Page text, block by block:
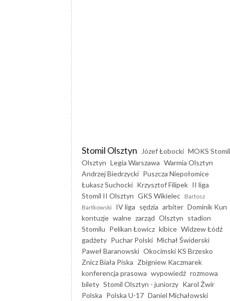
Stomil Olsztyn Józef Łobocki MOKS Stomil
Olsztyn Legia Warszawa Warmia Olsztyn
Andrzej Biedrzycki Puszcza Niepołomice
Łukasz Suchocki Krzysztof Filipek II liga
Stomil II Olsztyn GKS Wikielec Bartosz
Bartkowski IV liga sędzia arbiter Dominik Kun
kontuzje walne zarząd Olsztyn stadion
Stomilu Pelikan Łowicz kibice Widzew Łódź
gadżety Puchar Polski Michał Świderski
Paweł Baranowski Okocimski KS Brzesko
Znicz Biała Piska Zbigniew Kaczmarek
konferencja prasowa wypowiedź rozmowa
bilety Stomil Olsztyn - juniorzy Karol Żwir
Polska Polska U-17 Daniel Michałowski